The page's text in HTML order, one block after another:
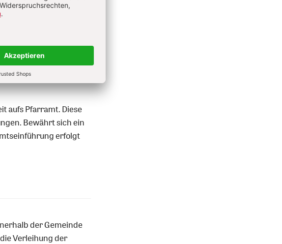
aufs Pfarramt. Diese
Bewährt sich ein
erfolgt
der Gemeinde
die Verleihung der